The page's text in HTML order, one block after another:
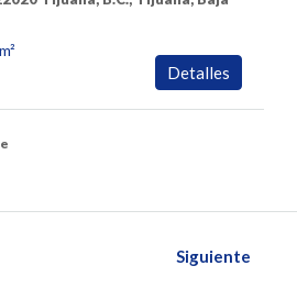
m²
Detalles
Siguiente